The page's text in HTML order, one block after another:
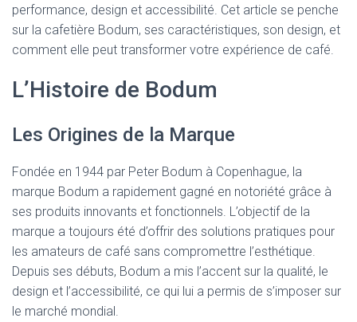
performance, design et accessibilité. Cet article se penche
sur la cafetière Bodum, ses caractéristiques, son design, et
comment elle peut transformer votre expérience de café.
L’Histoire de Bodum
Les Origines de la Marque
Fondée en 1944 par Peter Bodum à Copenhague, la
marque Bodum a rapidement gagné en notoriété grâce à
ses produits innovants et fonctionnels. L’objectif de la
marque a toujours été d’offrir des solutions pratiques pour
les amateurs de café sans compromettre l’esthétique.
Depuis ses débuts, Bodum a mis l’accent sur la qualité, le
design et l’accessibilité, ce qui lui a permis de s’imposer sur
le marché mondial.